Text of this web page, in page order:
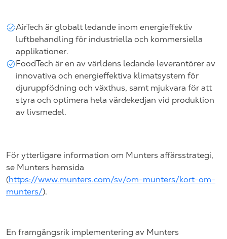
AirTech är globalt ledande inom energieffektiv
luftbehandling för industriella och kommersiella
applikationer.
FoodTech är en av världens ledande leverantörer av
innovativa och energieffektiva klimatsystem för
djuruppfödning och växthus, samt mjukvara för att
styra och optimera hela värdekedjan vid produktion
av livsmedel.
För ytterligare information om Munters affärsstrategi,
se Munters hemsida
(https://www.munters.com/sv/om-munters/kort-om-
munters/).
En framgångsrik implementering av Munters